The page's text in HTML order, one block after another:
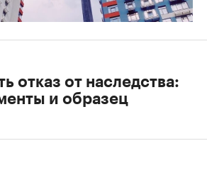
отказ от наследства:
и образец